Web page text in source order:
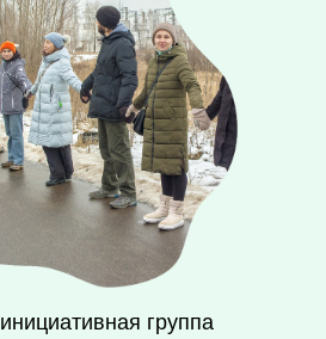
инициативная группа